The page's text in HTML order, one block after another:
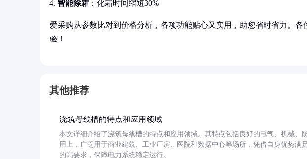
智能除霜 ：化霜时间缩短30%
爱采购从参数比对到价格分析，各项功能贴心又实用，助您省时省力。
验！
其他推荐
浇筑母线槽的特点和应用领域
本文详细介绍了浇筑母线槽的特点和应用领域。其特点包括良好的电气、机械、
用上，广泛用于商业建筑、工业厂房、医院和数据中心等场所，凭借自身优势满
的高要求，保障电力系统稳定运行。